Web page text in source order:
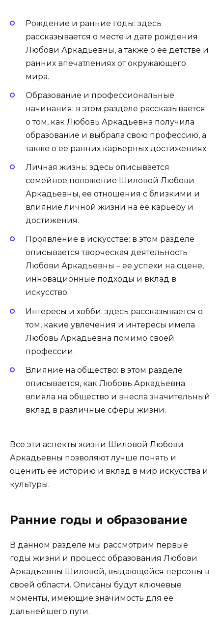
Рождение и ранние годы: здесь
рассказывается о месте и дате рождения
Любови Аркадьевны, а также о ее детстве и
ранних впечатлениях от окружающего
мира.
Образование и профессиональные
начинания: в этом разделе рассказывается
о том, как Любовь Аркадьевна получила
образование и выбрала свою профессию, а
также о ее ранних карьерных достижениях.
Личная жизнь: здесь описывается
семейное положение Шиловой Любови
Аркадьевны, ее отношения с близкими и
влияние личной жизни на ее карьеру и
достижения.
Проявление в искусстве: в этом разделе
описывается творческая деятельность
Любови Аркадьевны – ее успехи на сцене,
инновационные подходы и вклад в
искусство.
Интересы и хобби: здесь рассказывается о
том, какие увлечения и интересы имела
Любовь Аркадьевна помимо своей
профессии.
Влияние на общество: в этом разделе
описывается, как Любовь Аркадьевна
влияла на общество и внесла значительный
вклад в различные сферы жизни.
Все эти аспекты жизни Шиловой Любови
Аркадьевны позволяют лучше понять и
оценить ее историю и вклад в мир искусства и
культуры.
Ранние годы и образование
В данном разделе мы рассмотрим первые
годы жизни и процесс образования Любови
Аркадьевны Шиловой, выдающейся персоны в
своей области. Описаны будут ключевые
моменты, имеющие значимость для ее
дальнейшего пути.